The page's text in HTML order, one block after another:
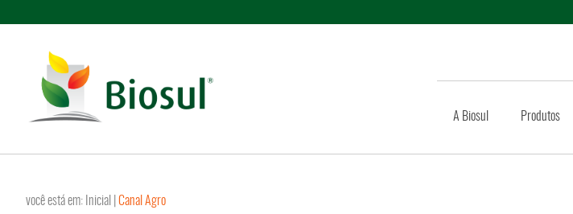
A Biosul Produtos
você está em: Inicial Canal Agro